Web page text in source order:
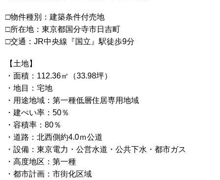
□物件種別：建築条件付売地
□所在地：東京都国分寺市日吉町
□交通：JR中央線『国立』駅徒歩9分
【土地】
・面積：112.36㎡（33.98坪）
・地目：宅地
・用途地域：第一種低層住居専用地域
・建ぺい率：50％
・容積率：80％
・道路：北西側約4.0ｍ公道
・設備：東京電力・公営水道・公共下水・都市ガス
・高度地区：第一種
・都市計画：市街化区域